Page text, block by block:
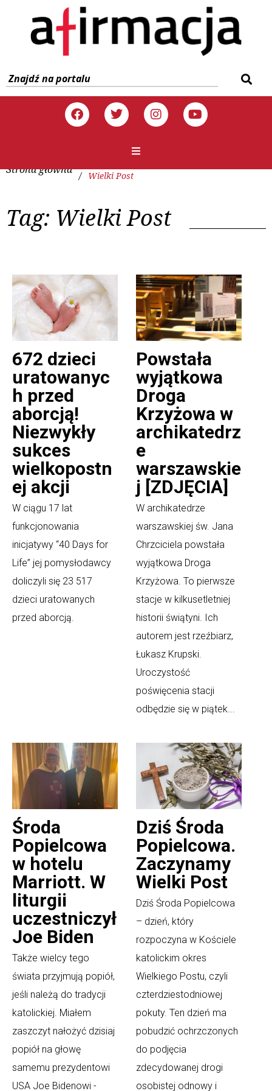
Strona główna / Wielki Post
Tag: Wielki Post
672 dzieci
uratowanyc
h przed
aborcją!
Niezwykły
sukces
wielkopostn
ej akcji
W ciągu 17 lat
funkcjonowania
inicjatywy “40 Days for
Life” jej pomysłodawcy
doliczyli się 23 517
dzieci uratowanych
przed aborcją.
Powstała
wyjątkowa
Droga
Krzyżowa w
archikatedrz
e
warszawskie
j [ZDJĘCIA]
W archikatedrze
warszawskiej św. Jana
Chrzciciela powstała
wyjątkowa Droga
Krzyżowa. To pierwsze
stacje w kilkusetletniej
historii świątyni. Ich
autorem jest rzeźbiarz,
Łukasz Krupski.
Uroczystość
poświęcenia stacji
odbędzie się w piątek...
Środa
Popielcowa
w hotelu
Marriott. W
liturgii
uczestniczył
Joe Biden
Także wielcy tego
świata przyjmują popiół,
jeśli należą do tradycji
katolickiej. Miałem
zaszczyt nałożyć dzisiaj
popiół na głowę
samemu prezydentowi
USA Joe Bidenowi -
Dziś Środa
Popielcowa.
Zaczynamy
Wielki Post
Dziś Środa Popielcowa
– dzień, który
rozpoczyna w Kościele
katolickim okres
Wielkiego Postu, czyli
czterdziestodniowej
pokuty. Ten dzień ma
pobudzić ochrzczonych
do podjęcia
zdecydowanej drogi
osobistej odnowy i